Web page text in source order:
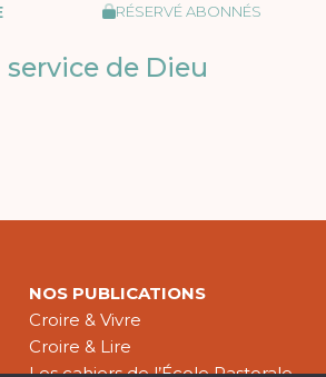
RÉSERVÉ ABONNÉS
service de Dieu
NOS PUBLICATIONS
Croire & Vivre
Croire & Lire